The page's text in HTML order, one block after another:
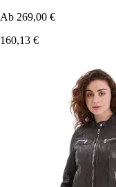
Ab 269,00 €
160,13 €